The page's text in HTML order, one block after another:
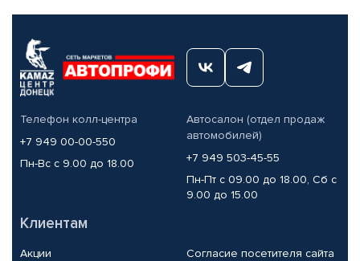
Телефон колл-центра
+7 949 00-00-550
Пн-Вс с 9.00 до 18.00
Автосалон (отдел продаж
автомобилей)
+7 949 503-45-55
Пн-Пт с 09.00 до 18.00, Сб с
9.00 до 15.00
Клиентам
Акции Согласие посетителя сайта